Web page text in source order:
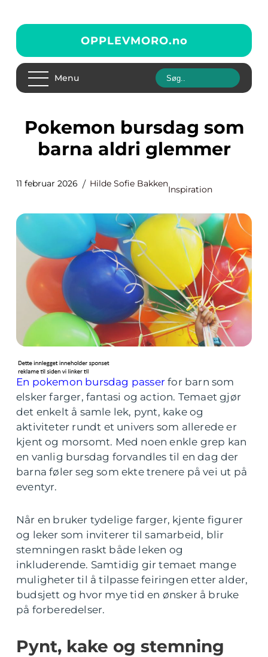
OPPLEVMORO.no
Menu
Pokemon bursdag som
barna aldri glemmer
11 februar 2026 Hilde Sofie Bakken
Inspiration
En pokemon bursdag passer for barn som
elsker farger, fantasi og action. Temaet gjør
det enkelt å samle lek, pynt, kake og
aktiviteter rundt et univers som allerede er
kjent og morsomt. Med noen enkle grep kan
en vanlig bursdag forvandles til en dag der
barna føler seg som ekte trenere på vei ut på
eventyr.
Når en bruker tydelige farger, kjente figurer
og leker som inviterer til samarbeid, blir
stemningen raskt både leken og
inkluderende. Samtidig gir temaet mange
muligheter til å tilpasse feiringen etter alder,
budsjett og hvor mye tid en ønsker å bruke
på forberedelser.
Pynt, kake og stemning